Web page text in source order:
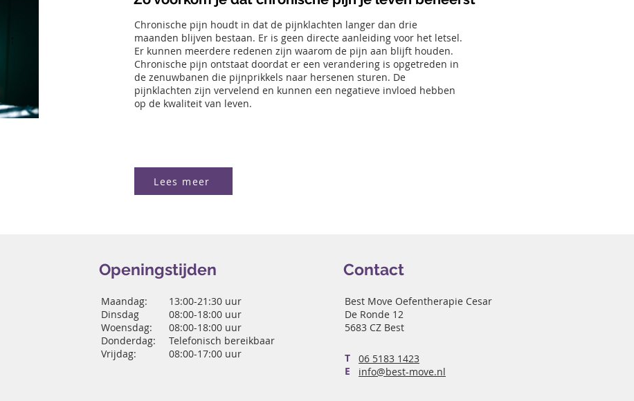
Chronische pijn houdt in dat de pijnklachten langer dan drie
maanden blijven bestaan. Er is geen directe aanleiding voor het letsel.
Er kunnen meerdere redenen zijn waarom de pijn aan blijft houden.
Chronische pijn ontstaat doordat er een verandering is opgetreden in
de zenuwbanen die pijnprikkels naar hersenen sturen. De
pijnklachten zijn vervelend en kunnen een negatieve invloed hebben
op de kwaliteit van leven.
Lees meer
Openingstijden Contact
Maandag:
Dinsdag
Woensdag:
Donderdag:
Vrijdag:
13:00-21:30 uur
08:00-18:00 uur
08:00-18:00 uur
Telefonisch bereikbaar
08:00-17:00 uur
Best Move Oefentherapie Cesar
De Ronde 12
5683 CZ Best
T
E
06 5183 1423
info@best-move.nl